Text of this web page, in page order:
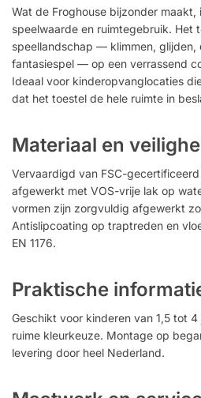
Wat de Froghouse bijzonder
speelwaarde en ruimtegebruik. Het
speellandschap — klimmen, glijden,
fantasiespel — op een verrassend
Ideaal voor kinderopvanglocaties
dat het toestel de hele ruimte in
Materiaal en
Vervaardigd van FSC-
afgewerkt met VOS-vrije lak op
vormen zijn zorgvuldig afgewerkt
Antislipcoating op traptreden en
EN 1176.
Praktische
Geschikt voor kinderen van 1,5 tot
ruime kleurkeuze. Montage op
levering door heel Nederland.